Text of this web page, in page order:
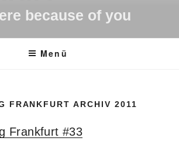
because of you
Menü
FRANKFURT ARCHIV 2011
Frankfurt #33